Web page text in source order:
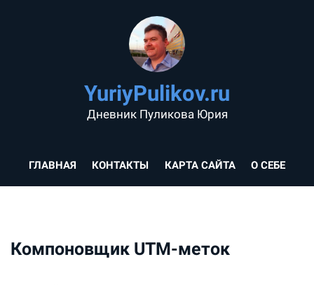
YuriyPulikov.ru
Дневник Пуликова Юрия
ГЛАВНАЯ КОНТАКТЫ КАРТА САЙТА О СЕБЕ
Компоновщик UTM-меток